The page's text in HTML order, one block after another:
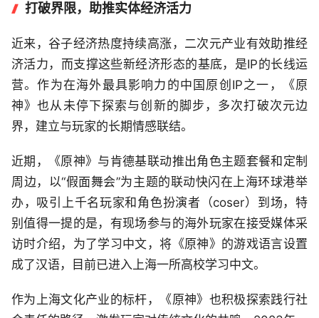
打破界限，助推实体经济活力
近来，谷子经济热度持续高涨，二次元产业有效助推经
济活力，而支撑这些新经济形态的基底，是IP的长线运
营。作为在海外最具影响力的中国原创IP之一，《原
神》也从未停下探索与创新的脚步，多次打破次元边
界，建立与玩家的长期情感联结。
近期，《原神》与肯德基联动推出角色主题套餐和定制
周边，以“假面舞会”为主题的联动快闪在上海环球港举
办，吸引上千名玩家和角色扮演者（coser）到场，特
别值得一提的是，有现场参与的海外玩家在接受媒体采
访时介绍，为了学习中文，将《原神》的游戏语言设置
成了汉语，目前已进入上海一所高校学习中文。
作为上海文化产业的标杆，《原神》也积极探索践行社